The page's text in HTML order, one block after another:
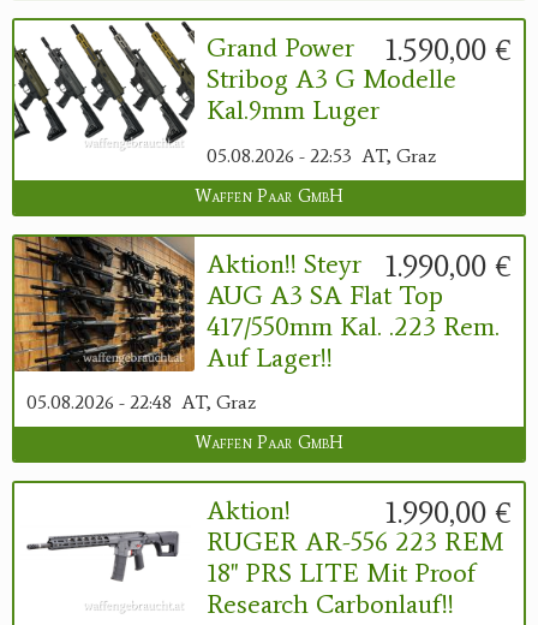
1.590,00 €
Grand Power
Stribog A3 G Modelle
Kal.9mm Luger
05.08.2026 - 22:53 AT, Graz
Waffen Paar GmbH
1.990,00 €
Aktion!! Steyr
AUG A3 SA Flat Top
417/550mm Kal. .223 Rem.
Auf Lager!!
05.08.2026 - 22:48 AT, Graz
Waffen Paar GmbH
1.990,00 €
Aktion!
RUGER AR-556 223 REM
18" PRS LITE Mit Proof
Research Carbonlauf!!